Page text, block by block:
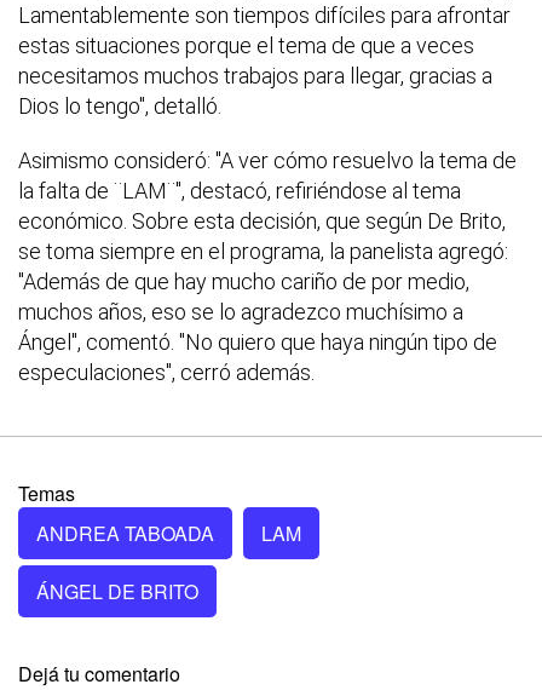
Lamentablemente son tiempos difíciles para afrontar
estas situaciones porque el tema de que a veces
necesitamos muchos trabajos para llegar, gracias a
Dios lo tengo", detalló.
Asimismo consideró: "A ver cómo resuelvo la tema de
la falta de ¨LAM¨", destacó, refiriéndose al tema
económico. Sobre esta decisión, que según De Brito,
se toma siempre en el programa, la panelista agregó:
"Además de que hay mucho cariño de por medio,
muchos años, eso se lo agradezco muchísimo a
Ángel", comentó. "No quiero que haya ningún tipo de
especulaciones", cerró además.
Temas
ANDREA TABOADA
LAM
ÁNGEL DE BRITO
Dejá tu comentario